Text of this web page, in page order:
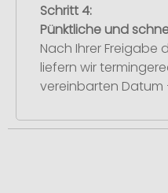
Schritt 4:
Pünktliche und
Nach Ihrer Freigabe
liefern wir
vereinbarten Datum